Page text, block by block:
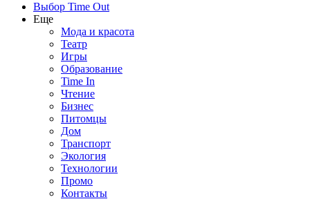
Выбор Time Out
Еще
Мода и красота
Театр
Игры
Образование
Time In
Чтение
Бизнес
Питомцы
Дом
Транспорт
Экология
Технологии
Промо
Контакты